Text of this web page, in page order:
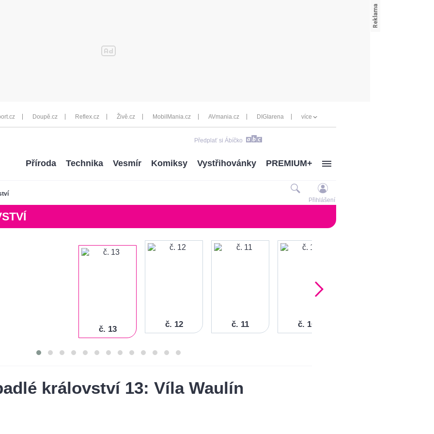
Doupě.cz Reflex.cz Živě.cz MobilMania.cz AVmania.cz DIGIarena více
Předplať si Ábíčko
Příroda Technika Vesmír Komiksy Vystřihovánky PREMIUM+
Přihlášení
č. 13
č. 12 č. 11 č. 10
království 13: Víla Waulín